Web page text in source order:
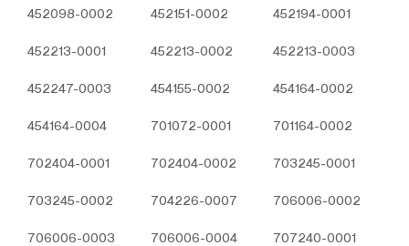
452098-0002 452151-0002 452194-0001
452213-0001 452213-0002 452213-0003
452247-0003 454155-0002 454164-0002
454164-0004 701072-0001 701164-0002
702404-0001 702404-0002 703245-0001
703245-0002 704226-0007 706006-0002
706006-0003 706006-0004 707240-0001
Çerezler, ziyaret ettiğiniz internet siteleri tarafından
depolanan küçük metin dosyalarıdır. Sitede tercih
dosyaları, siteye bir sonraki ziyaretinizde
iyileştirmek için hizmetlerimizde geliştirmeler
ziyaretinizde daha iyi ve kişiselleştirilmiş bir kullanım
amaçları aşağıda sıralanmaktadır: